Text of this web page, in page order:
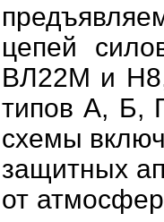
цепей
ВЛ22М и Н8,
типов А, Б,
схемы
защитных
от